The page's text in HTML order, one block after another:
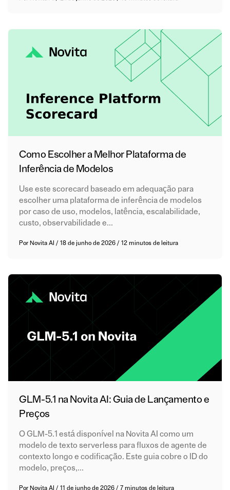
Como Escolher a Melhor Plataforma de
Inferência de Modelos
Use este scorecard baseado em adequação para
escolher uma plataforma de inferência de modelos
por caso de uso, modelos, latência, escalabilidade,
custo, observabilidade e...
Por Novita AI /18 de junho de 2026/12 minutos de leitura
GLM-5.1 na Novita AI: Guia de Lançamento e
Preços
O GLM-5.1 está disponível na Novita AI como um
modelo de texto serverless para fluxos de agente de
contexto longo e codificação. Este guia cobre o ID do
modelo, preços,...
Por Novita AI /11 de junho de 2026/ 7 minutos de leitura